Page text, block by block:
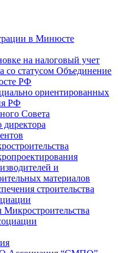
в Минюсте
на налоговый учет
со статусом Объединение
РФ
ориентированных
РФ
Совета
директора
и
материалов
строительства